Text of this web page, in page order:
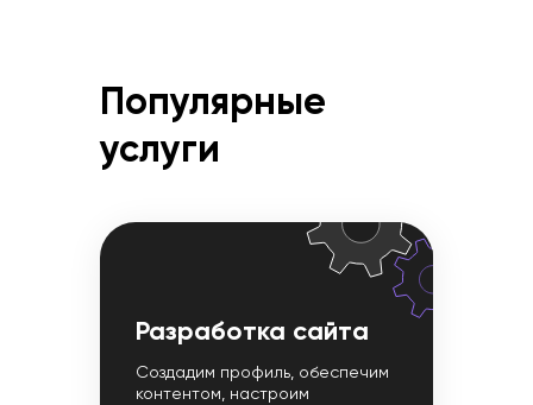
Популярные
услуги
Разработка сайта
Создадим профиль, обеспечим
контентом, настроим